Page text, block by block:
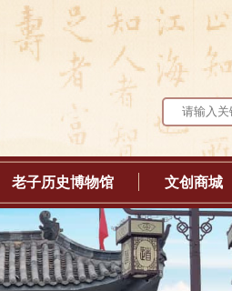
老子历史博物馆 文创商城